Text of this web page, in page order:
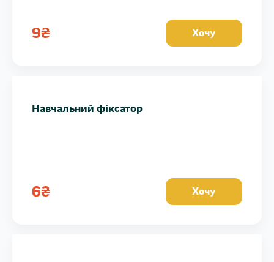
9₴ Хочу
Навчальний фіксатор
6₴ Хочу